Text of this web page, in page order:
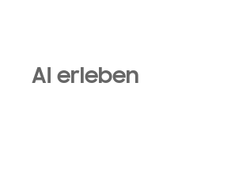
AI erleben